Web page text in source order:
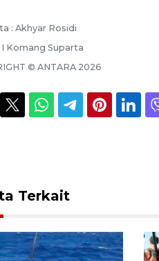
: Akhyar Rosidi
I Komang Suparta
© ANTARA 2026
Terkait